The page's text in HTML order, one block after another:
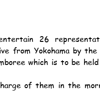
from Yokohama by the
which is to be